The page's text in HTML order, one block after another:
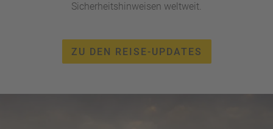
Sicherheitshinweisen weltweit.
ZU DEN REISE-UPDATES